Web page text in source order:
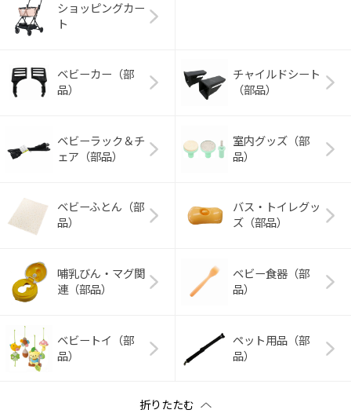
ショッピングカー
ト
ベビーカー（部
品）
チャイルドシート
（部品）
ベビーラック＆チ
ェア（部品）
室内グッズ（部
品）
ベビーふとん（部
品）
バス・トイレグッ
ズ（部品）
哺乳びん・マグ関
連（部品）
ベビー食器（部
品）
ベビートイ（部
品）
ペット用品（部
品）